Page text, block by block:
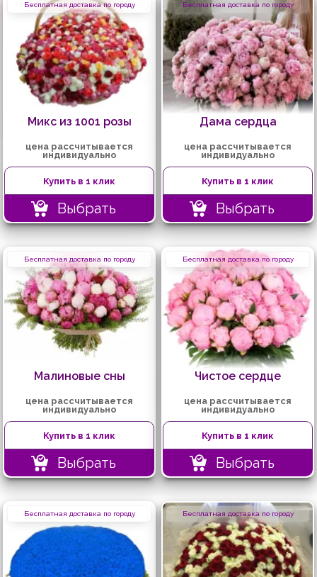
Бесплатная доставка по городу
Микс из 1001 розы
цена рассчитывается
индивидуально
Купить в 1 клик
Выбрать
Бесплатная доставка по городу
Дама сердца
цена рассчитывается
индивидуально
Купить в 1 клик
Выбрать
Бесплатная доставка по городу
Малиновые сны
цена рассчитывается
индивидуально
Купить в 1 клик
Выбрать
Бесплатная доставка по городу
Чистое сердце
цена рассчитывается
индивидуально
Купить в 1 клик
Выбрать
Бесплатная доставка по городу Бесплатная доставка по городу